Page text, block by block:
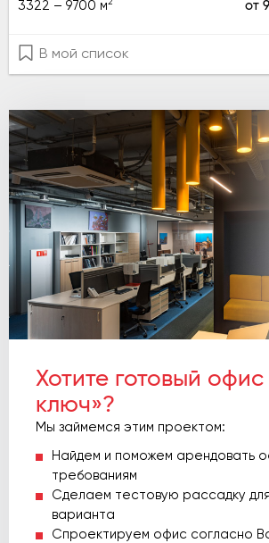
3322 – 9700 м2 от
В мой список
Хотите готовый
ключ»?
Мы займемся этим проектом:
Найдем и поможем арендовать
требованиям
Сделаем тестовую рассадку
варианта
Спроектируем офис согласно